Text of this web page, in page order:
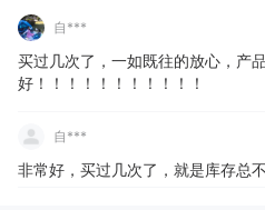
辛*
自***
买过几次了，一如既往的放心，产
好！！！！！！！！！！！
自***
非常好，买过几次了，就是库存总